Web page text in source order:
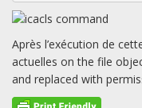
Après l’exécution de
actuelles on the file
and replaced with